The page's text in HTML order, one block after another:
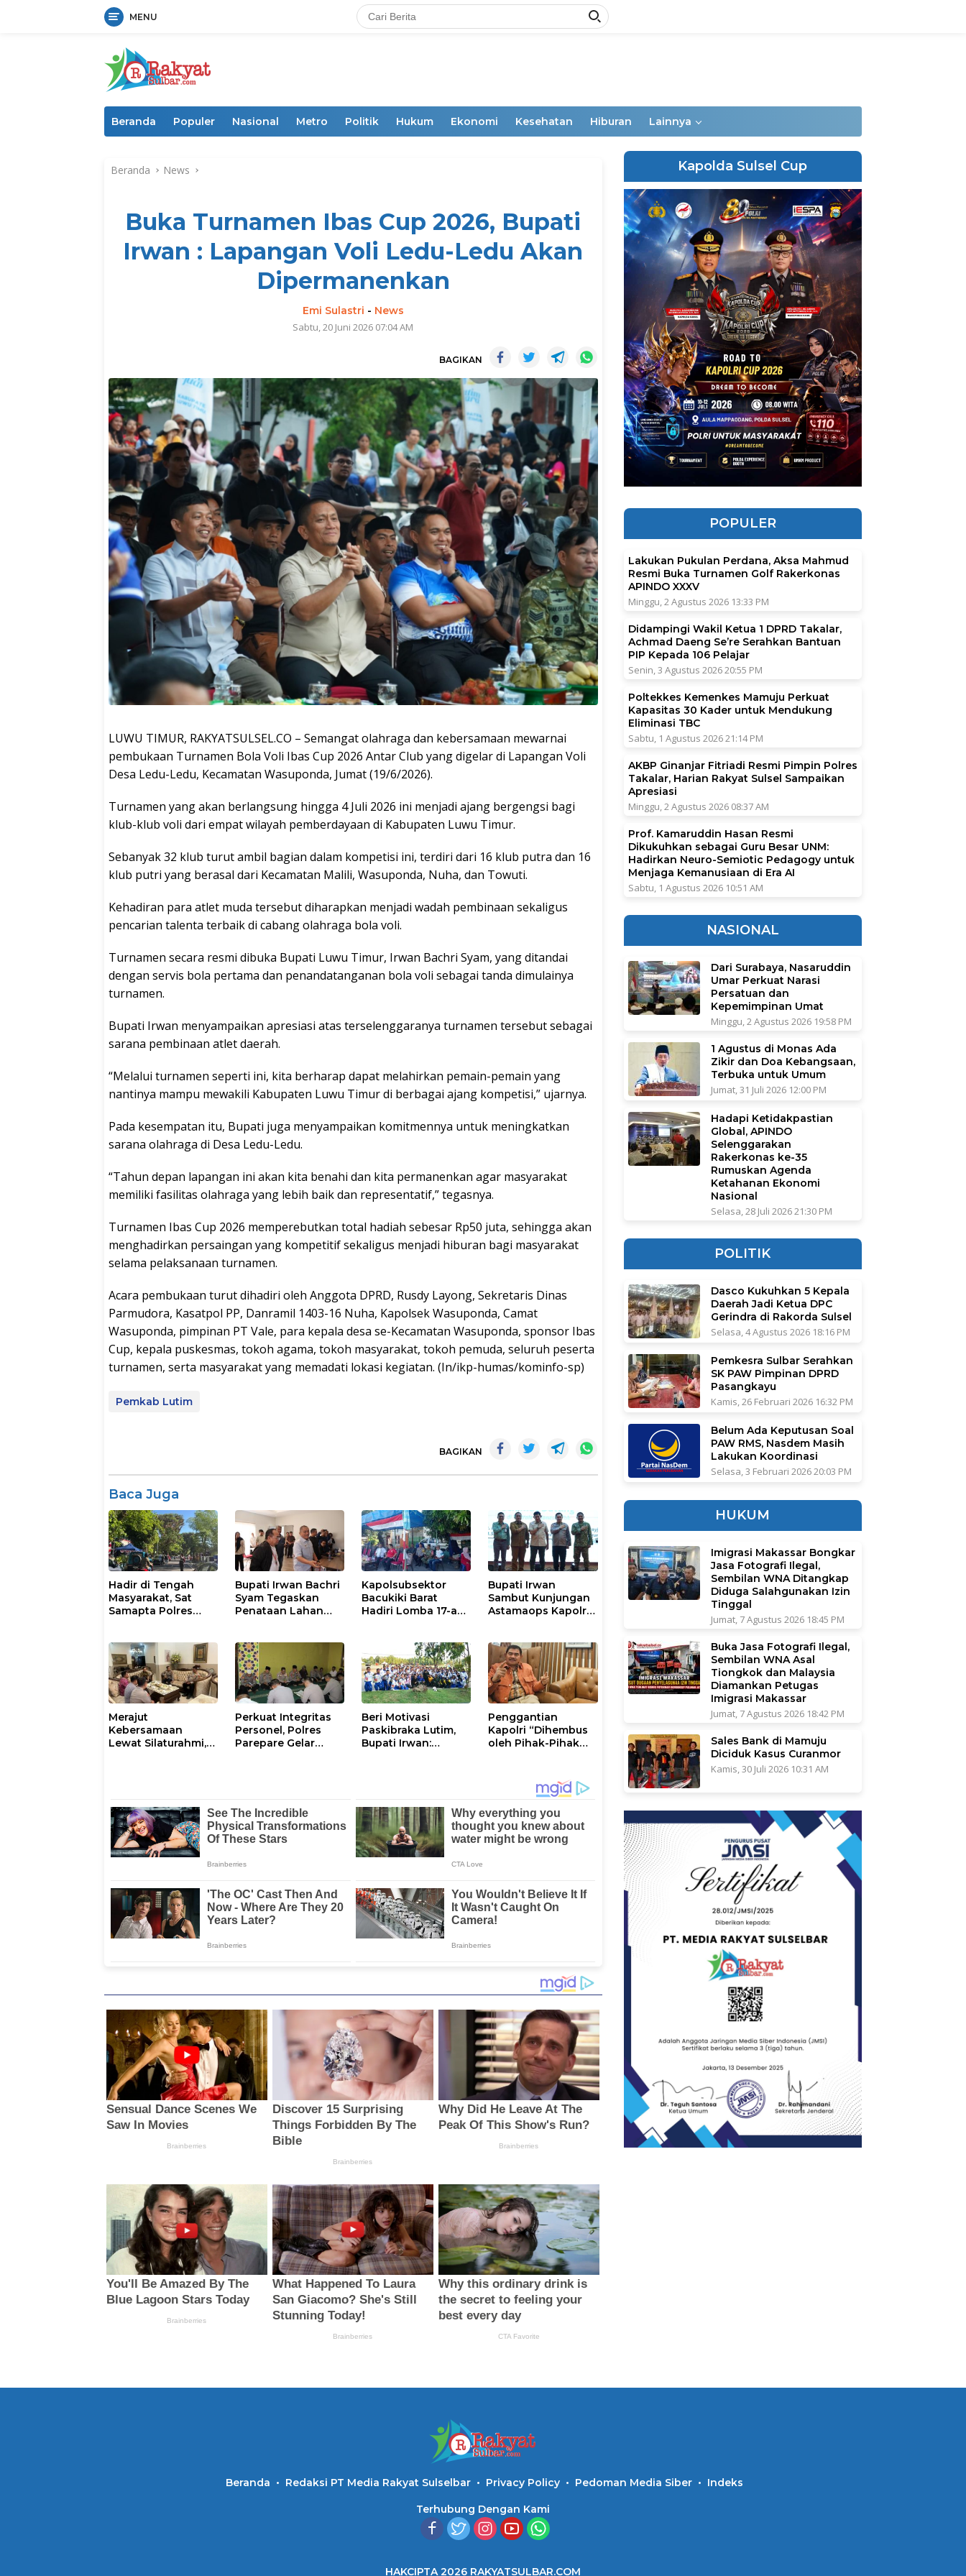
MENU
Beranda Populer Nasional Metro Politik Hukum Ekonomi Kesehatan Hiburan Lainnya
Beranda News
Buka Turnamen Ibas Cup 2026, Bupati
Irwan : Lapangan Voli Ledu-Ledu Akan
Dipermanenkan
Emi Sulastri - News
Sabtu, 20 Juni 2026 07:04 AM
BAGIKAN
LUWU TIMUR, RAKYATSULSEL.CO – Semangat olahraga dan kebersamaan mewarnai
pembukaan Turnamen Bola Voli Ibas Cup 2026 Antar Club yang digelar di Lapangan Voli
Desa Ledu-Ledu, Kecamatan Wasuponda, Jumat (19/6/2026).
Turnamen yang akan berlangsung hingga 4 Juli 2026 ini menjadi ajang bergengsi bagi
klub-klub voli dari empat wilayah pemberdayaan di Kabupaten Luwu Timur.
Sebanyak 32 klub turut ambil bagian dalam kompetisi ini, terdiri dari 16 klub putra dan 16
klub putri yang berasal dari Kecamatan Malili, Wasuponda, Nuha, dan Towuti.
Kehadiran para atlet muda tersebut diharapkan menjadi wadah pembinaan sekaligus
pencarian talenta terbaik di cabang olahraga bola voli.
Turnamen secara resmi dibuka Bupati Luwu Timur, Irwan Bachri Syam, yang ditandai
dengan servis bola pertama dan penandatanganan bola voli sebagai tanda dimulainya
turnamen.
Bupati Irwan menyampaikan apresiasi atas terselenggaranya turnamen tersebut sebagai
sarana pembinaan atlet daerah.
“Melalui turnamen seperti ini, kita berharap dapat melahirkan pemain-pemain yang
nantinya mampu mewakili Kabupaten Luwu Timur di berbagai ajang kompetisi,” ujarnya.
Pada kesempatan itu, Bupati juga menyampaikan komitmennya untuk meningkatkan
sarana olahraga di Desa Ledu-Ledu.
“Tahun depan lapangan ini akan kita benahi dan kita permanenkan agar masyarakat
memiliki fasilitas olahraga yang lebih baik dan representatif,” tegasnya.
Turnamen Ibas Cup 2026 memperebutkan total hadiah sebesar Rp50 juta, sehingga akan
menghadirkan persaingan yang kompetitif sekaligus menjadi hiburan bagi masyarakat
selama pelaksanaan turnamen.
Acara pembukaan turut dihadiri oleh Anggota DPRD, Rusdy Layong, Sekretaris Dinas
Parmudora, Kasatpol PP, Danramil 1403-16 Nuha, Kapolsek Wasuponda, Camat
Wasuponda, pimpinan PT Vale, para kepala desa se-Kecamatan Wasuponda, sponsor Ibas
Cup, kepala puskesmas, tokoh agama, tokoh masyarakat, tokoh pemuda, seluruh peserta
turnamen, serta masyarakat yang memadati lokasi kegiatan. (In/ikp-humas/kominfo-sp)
Pemkab Lutim
BAGIKAN
Baca Juga
Hadir di Tengah
Masyarakat, Sat
Samapta Polres
Pagi
Bupati Irwan Bachri
Syam Tegaskan
Penataan Lahan
Kapolsubsektor
Bacukiki Barat
Hadiri Lomba 17-an
Kamtibmas
Bupati Irwan
Sambut Kunjungan
Astamaops Kapolri
Luwu Timur
Merajut
Kebersamaan
Lewat Silaturahmi,
Perkuat Integritas
Personel, Polres
Parepare Gelar
Beri Motivasi
Paskibraka Lutim,
Bupati Irwan:
Penggantian
Kapolri “Dihembus
oleh Pihak-Pihak
Kapolda Sulsel Cup
POPULER
Lakukan Pukulan Perdana, Aksa Mahmud
Resmi Buka Turnamen Golf Rakerkonas
APINDO XXXV
Minggu, 2 Agustus 2026 13:33 PM
Didampingi Wakil Ketua 1 DPRD Takalar,
Achmad Daeng Se’re Serahkan Bantuan
PIP Kepada 106 Pelajar
Senin, 3 Agustus 2026 20:55 PM
Poltekkes Kemenkes Mamuju Perkuat
Kapasitas 30 Kader untuk Mendukung
Eliminasi TBC
Sabtu, 1 Agustus 2026 21:14 PM
AKBP Ginanjar Fitriadi Resmi Pimpin Polres
Takalar, Harian Rakyat Sulsel Sampaikan
Apresiasi
Minggu, 2 Agustus 2026 08:37 AM
Prof. Kamaruddin Hasan Resmi
Dikukuhkan sebagai Guru Besar UNM:
Hadirkan Neuro-Semiotic Pedagogy untuk
Menjaga Kemanusiaan di Era AI
Sabtu, 1 Agustus 2026 10:51 AM
NASIONAL
Dari Surabaya, Nasaruddin
Umar Perkuat Narasi
Persatuan dan
Kepemimpinan Umat
Minggu, 2 Agustus 2026 19:58 PM
1 Agustus di Monas Ada
Zikir dan Doa Kebangsaan,
Terbuka untuk Umum
Jumat, 31 Juli 2026 12:00 PM
Hadapi Ketidakpastian
Global, APINDO
Selenggarakan
Rakerkonas ke-35
Rumuskan Agenda
Ketahanan Ekonomi
Nasional
Selasa, 28 Juli 2026 21:30 PM
POLITIK
Dasco Kukuhkan 5 Kepala
Daerah Jadi Ketua DPC
Gerindra di Rakorda Sulsel
Selasa, 4 Agustus 2026 18:16 PM
Pemkesra Sulbar Serahkan
SK PAW Pimpinan DPRD
Pasangkayu
Kamis, 26 Februari 2026 16:32 PM
Belum Ada Keputusan Soal
PAW RMS, Nasdem Masih
Lakukan Koordinasi
Selasa, 3 Februari 2026 20:03 PM
HUKUM
Imigrasi Makassar Bongkar
Jasa Fotografi Ilegal,
Sembilan WNA Ditangkap
Diduga Salahgunakan Izin
Tinggal
Jumat, 7 Agustus 2026 18:45 PM
Buka Jasa Fotografi Ilegal,
Sembilan WNA Asal
Tiongkok dan Malaysia
Diamankan Petugas
Imigrasi Makassar
Jumat, 7 Agustus 2026 18:42 PM
Sales Bank di Mamuju
Diciduk Kasus Curanmor
Kamis, 30 Juli 2026 10:31 AM
Beranda Redaksi PT Media Rakyat Sulselbar Privacy Policy Pedoman Media Siber Indeks
Terhubung Dengan Kami
HAKCIPTA 2026 RAKYATSULBAR.COM